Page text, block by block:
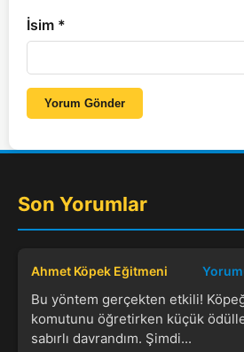
İsim *
Yorum Gönder
Son Yorumlar
Ahmet Köpek Eğitmeni
Bu yöntem gerçekten etkili!
komutunu öğretirken küçük
sabırlı davrandım. Şimdi...